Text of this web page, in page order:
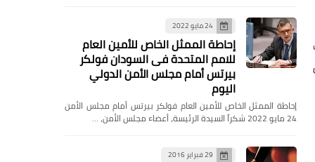
24 مايو 2022
إحاطة الممثل الخاص للأمين العام
للامم المتحدة فى السودان فولكر
بيرتس أمام مجلس الأمن الدولي
اليوم
إحاطة الممثل الخاص للأمين العام فولكر بيرتس أمام مجلس الأمن
24 مايو 2022 شكراً السيدة الرئيسة، أعضاء مجلس الأمن، …
29 فبراير 2016